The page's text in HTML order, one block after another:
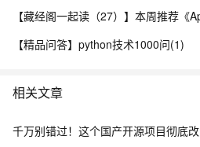
【精品问答】python技术1000问(1)
相关文章